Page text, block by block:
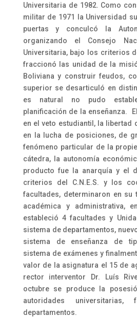
Universitaria de 1982. Como
militar de 1971 la Universidad
puertas y conculcó la
organizando el Consejo
Universitaria, bajo los criterios
fraccionó las unidad de la
Boliviana y construir feudos,
superior se desarticuló en
es natural no pudo
planificación de la enseñanza.
en el veto estudiantil, la libertad
en la lucha de posiciones, de
fenómeno particular de la
cátedra, la autonomía
producto fue la anarquía y el
criterios del C.N.E.S. y los
facultades, determinaron en su
académica y administrativa,
estableció 4 facultades y
sistema de departamentos,
sistema de enseñanza de
sistema de exámenes y
valor de la asignatura el 15 de
rector interventor Dr. Luís
octubre se produce la
autoridades
departamentos.